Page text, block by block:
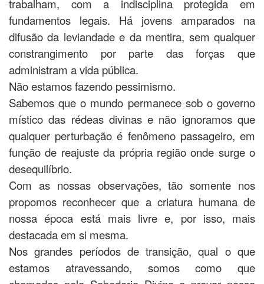
trabalham, com a indisciplina protegida em
fundamentos legais. Há jovens amparados na
difusão da leviandade e da mentira, sem qualquer
constrangimento por parte das forças que
administram a vida pública.
Não estamos fazendo pessimismo.
Sabemos que o mundo permanece sob o governo
místico das rédeas divinas e não ignoramos que
qualquer perturbação é fenômeno passageiro, em
função de reajuste da própria região onde surge o
desequilíbrio.
Com as nossas observações, tão somente nos
propomos reconhecer que a criatura humana de
nossa época está mais livre e, por isso, mais
destacada em si mesma.
Nos grandes períodos de transição, qual o que
estamos atravessando, somos como que